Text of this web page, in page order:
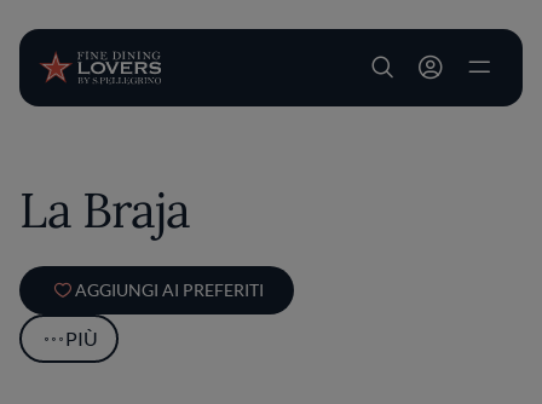
User account
La Braja
AGGIUNGI AI PREFERITI
PIÙ